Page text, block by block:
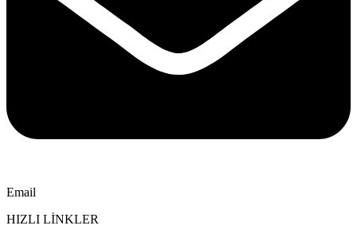
Email
HIZLI LİNKLER